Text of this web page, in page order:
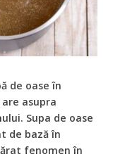
de oase în
asupra
Supa de oase
de bază în
fenomen în